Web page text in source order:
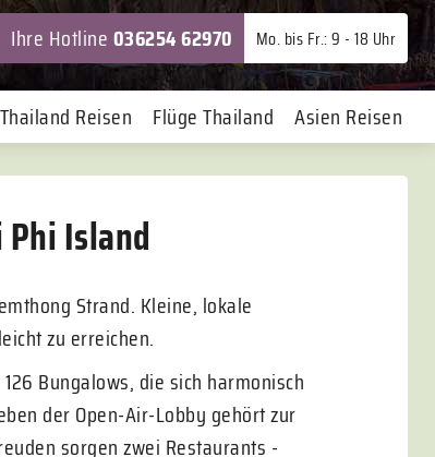
Ihre Hotline036254 62970 Mo. bis Fr.: 9 - 18 Uhr
Thailand Reisen Flüge Thailand Asien Reisen
Island
Strand. Kleine, lokale
zu erreichen.
Bungalows, die sich harmonisch
der Open-Air-Lobby gehört zur
sorgen zwei Restaurants -